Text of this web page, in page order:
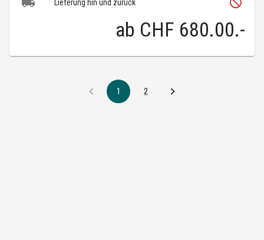
Lieferung hin und zurück
ab CHF 680.00.-
1 2